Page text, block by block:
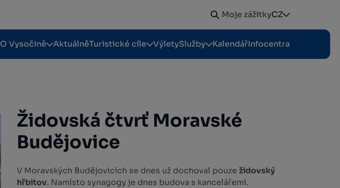
Moje zážitkyCZ
O Vysočině AktuálněTuristické cíle VýletySlužby KalendářInfocentra
Židovská čtvrť Moravské
Budějovice
V Moravských Budějovicích se dnes už dochoval pouze židovský
hřbitov. Namísto synagogy je dnes budova s kancelářemi.